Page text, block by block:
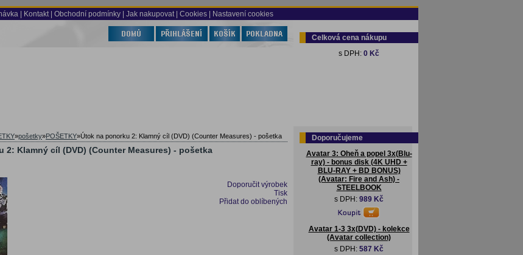
Kontakt Obchodní podmínky Jak nakupovat | Cookies | Nastavení cookies
Celková cena nákupu
s DPH: 0 Kč
»pošetky»POŠETKY»Útok na ponorku 2: Klamný cíl (DVD) (Counter Measures) - pošetka
2: Klamný cíl (DVD) (Counter Measures) - pošetka
Doporučit výrobek
Tisk
Přidat do oblíbených
Doporučujeme
Avatar 3: Oheň a popel 3x(Blu-
ray) - bonus disk (4K UHD +
BLU-RAY + BD BONUS)
(Avatar: Fire and Ash) -
STEELBOOK
s DPH: 989 Kč
Avatar 1-3 3x(DVD) - kolekce
(Avatar collection)
s DPH: 587 Kč